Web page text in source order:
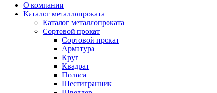
О компании
Каталог металлопроката
Каталог металлопроката
Сортовой прокат
Сортовой прокат
Арматура
Круг
Квадрат
Полоса
Шестигранник